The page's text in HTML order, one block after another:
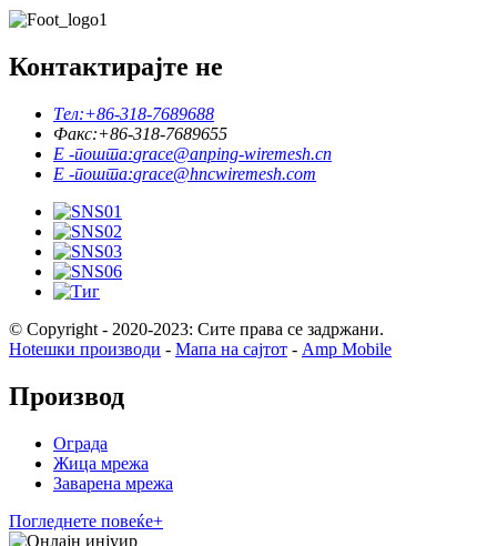
Контактирајте не
Тел:+86-318-7689688
Факс:+86-318-7689655
Е -пошта:grace@anping-wiremesh.cn
Е -пошта:grace@hncwiremesh.com
© Copyright - 2020-2023: Сите права се задржани.
Hotешки производи - Мапа на сајтот - Amp Mobile
Производ
Ограда
Жица мрежа
Заварена мрежа
Погледнете повеќе+